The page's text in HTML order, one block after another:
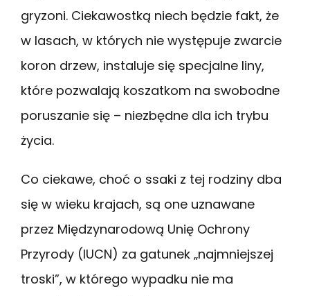
gryzoni. Ciekawostką niech będzie fakt, że
w lasach, w których nie występuje zwarcie
koron drzew, instaluje się specjalne liny,
które pozwalają koszatkom na swobodne
poruszanie się – niezbędne dla ich trybu
życia.
Co ciekawe, choć o ssaki z tej rodziny dba
się w wieku krajach, są one uznawane
przez Międzynarodową Unię Ochrony
Przyrody (IUCN) za gatunek „najmniejszej
troski”, w którego wypadku nie ma